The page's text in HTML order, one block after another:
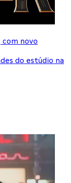
com novo
do estúdio na